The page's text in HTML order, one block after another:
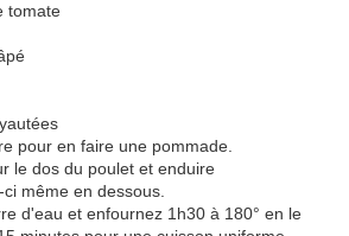
tomate
pour en faire une pommade.
le dos du poulet et enduire
même en dessous.
d'eau et enfournez 1h30 à 180° en le